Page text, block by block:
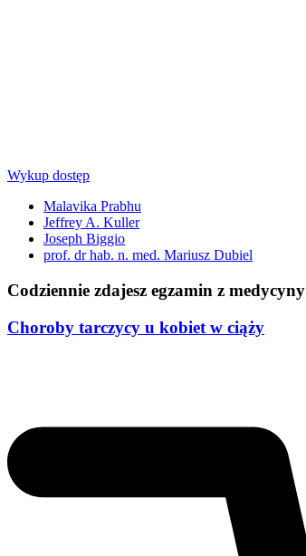
Wykup dostęp
Malavika Prabhu
Jeffrey A. Kuller
Joseph Biggio
prof. dr hab. n. med. Mariusz Dubiel
Codziennie zdajesz egzamin z medycyny
Choroby tarczycy u kobiet w ciąży